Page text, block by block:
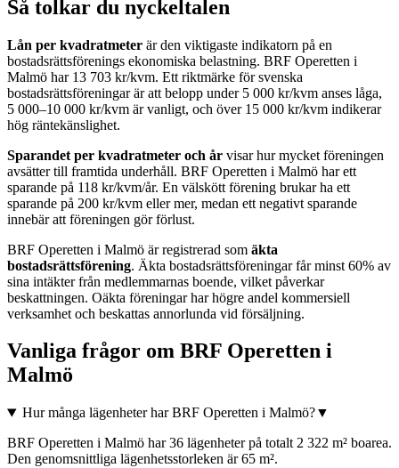
Så tolkar du nyckeltalen
Lån per kvadratmeter är den viktigaste indikatorn på en
bostadsrättsförenings ekonomiska belastning. BRF Operetten i
Malmö har 13 703 kr/kvm. Ett riktmärke för svenska
bostadsrättsföreningar är att belopp under 5 000 kr/kvm anses låga,
5 000–10 000 kr/kvm är vanligt, och över 15 000 kr/kvm indikerar
hög räntekänslighet.
Sparandet per kvadratmeter och år visar hur mycket föreningen
avsätter till framtida underhåll. BRF Operetten i Malmö har ett
sparande på 118 kr/kvm/år. En välskött förening brukar ha ett
sparande på 200 kr/kvm eller mer, medan ett negativt sparande
innebär att föreningen gör förlust.
BRF Operetten i Malmö är registrerad som äkta
bostadsrättsförening. Äkta bostadsrättsföreningar får minst 60% av
sina intäkter från medlemmarnas boende, vilket påverkar
beskattningen. Oäkta föreningar har högre andel kommersiell
verksamhet och beskattas annorlunda vid försäljning.
Vanliga frågor om BRF Operetten i
Malmö
Hur många lägenheter har BRF Operetten i Malmö?▼
BRF Operetten i Malmö har 36 lägenheter på totalt 2 322 m² boarea.
Den genomsnittliga lägenhetsstorleken är 65 m².